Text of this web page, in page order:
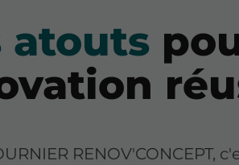
atouts
RENOV'CONCEPT,